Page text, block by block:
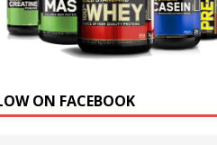
ON FACEBOOK